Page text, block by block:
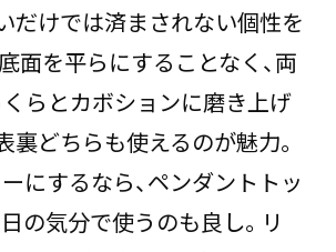
だけでは済まされない個性を
面を平らにすることなく、両
らとカボションに磨き上げ
裏どちらも使えるのが魅力。
にするなら、ペンダントトッ
の気分で使うのも良し。リ